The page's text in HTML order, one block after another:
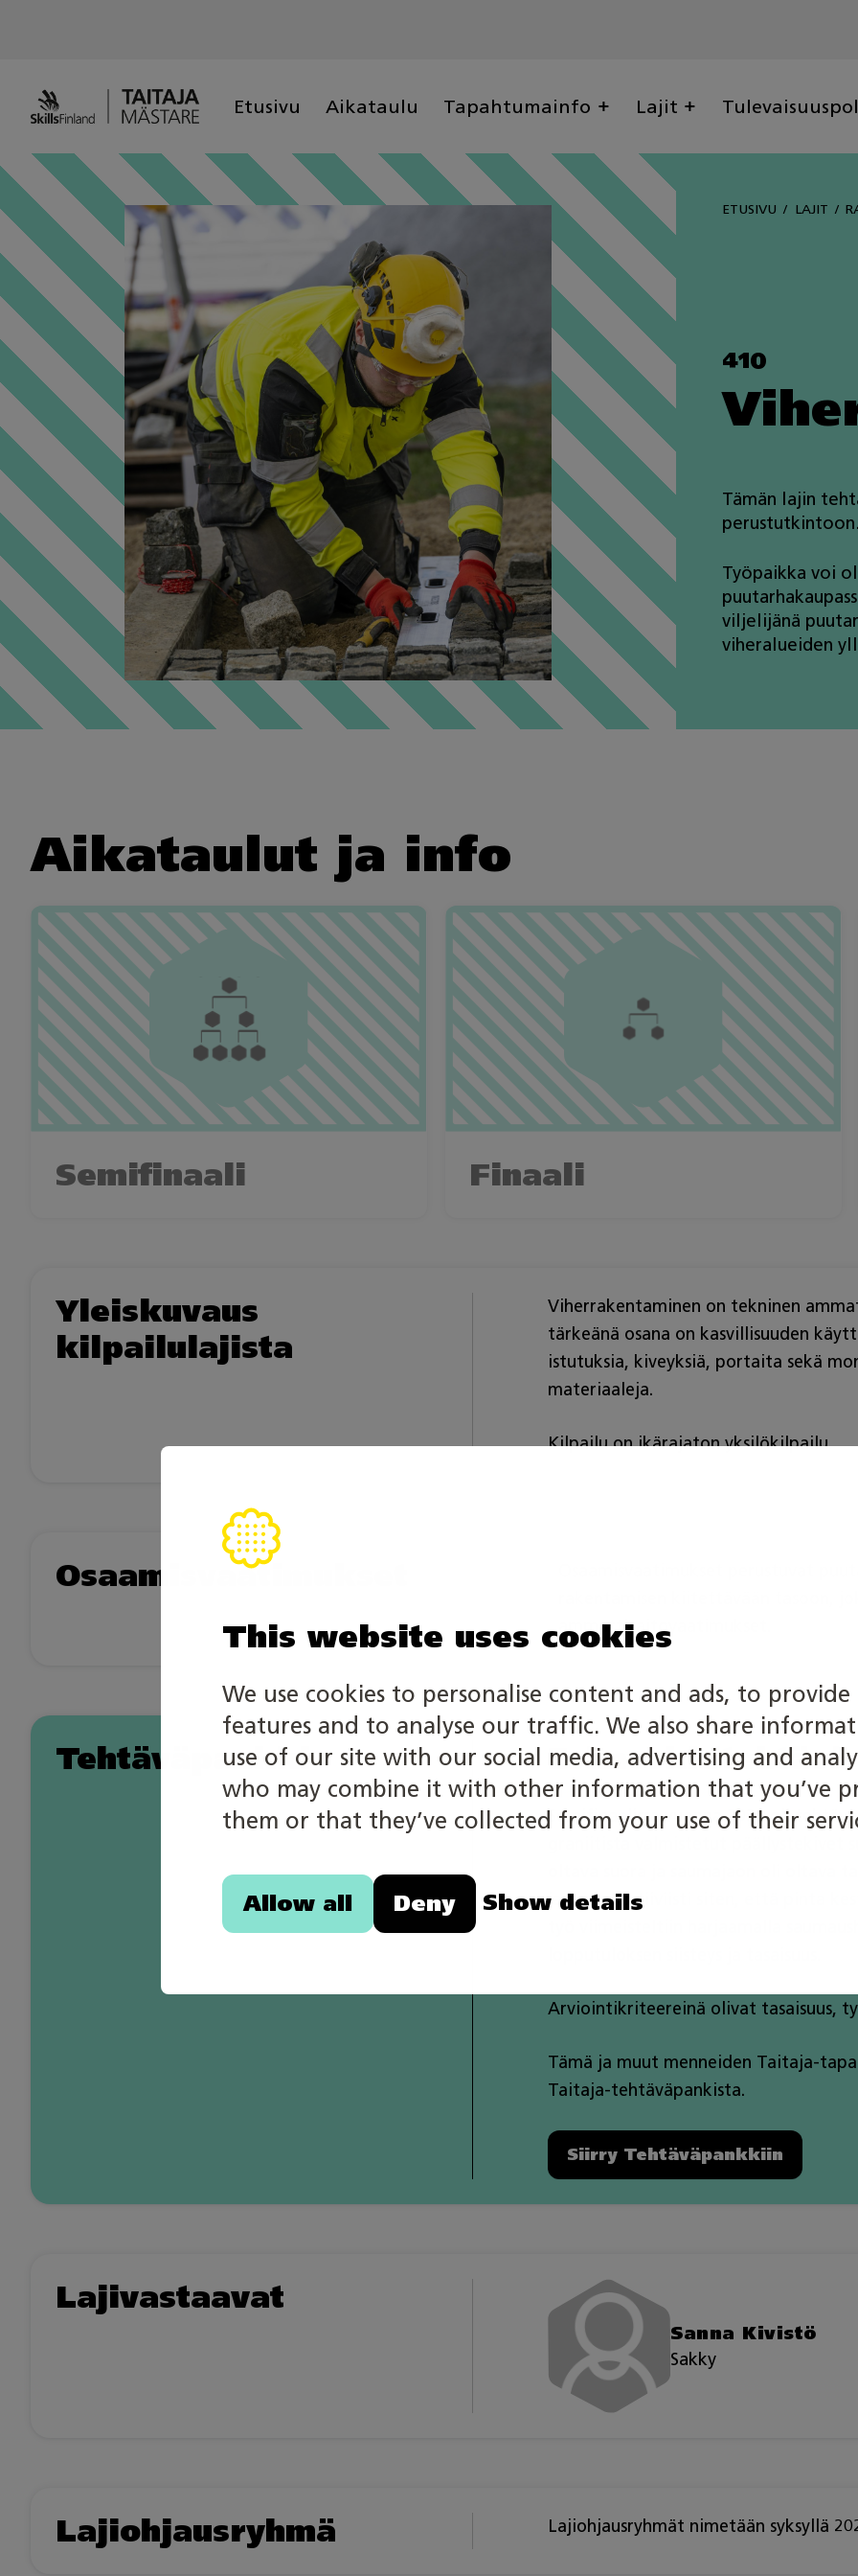
This website uses cookies
We use cookies to personalise content and ads, to provide
features and to analyse our traffic. We also share
use of our site with our social media, advertising and
who may combine it with other information that you’ve
them or that they’ve collected from your use of their
Allow all Deny Show details
Etusivu Aikataulu Tapahtumainfo Lajit
ETUSIVU LAJIT
410
Tämän lajin
Työpaikka voi
viljelijänä
viheralueiden
Aikataulut ja info
Semifinaali Finaali
Yleiskuvaus
kilpailulajista
Viherrakentaminen on tekninen
tärkeänä osana on kasvillisuuden
istutuksia, kiveyksiä, portaita sekä
materiaaleja.
Kilpailu on ikärajaton yksilökilpailu.
Osaamisvaatimukset
ammattitaitovaatimukset.
Tehtäväpankki Esimerkkitehtävä
Semifinaalissa vuonna 2021 oli
ja aseteltu tiiviisti siten, että pinta
Arviointikriteereinä olivat tasaisuus,
Tämä ja muut menneiden Taitaja-
Taitaja-tehtäväpankista.
Siirry Tehtäväpankkiin
Lajivastaavat
Sanna Kivistö
Sakky
Lajiohjausryhmä Lajiohjausryhmät nimetään syksyllä